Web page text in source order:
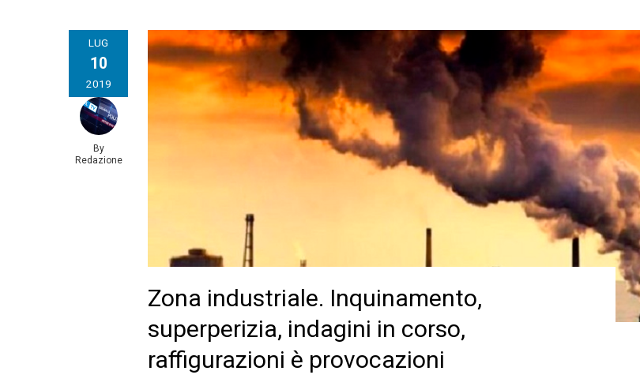
LUG
10
2019
By
Redazione
Zona industriale. Inquinamento,
superperizia, indagini in corso,
raffigurazioni è provocazioni